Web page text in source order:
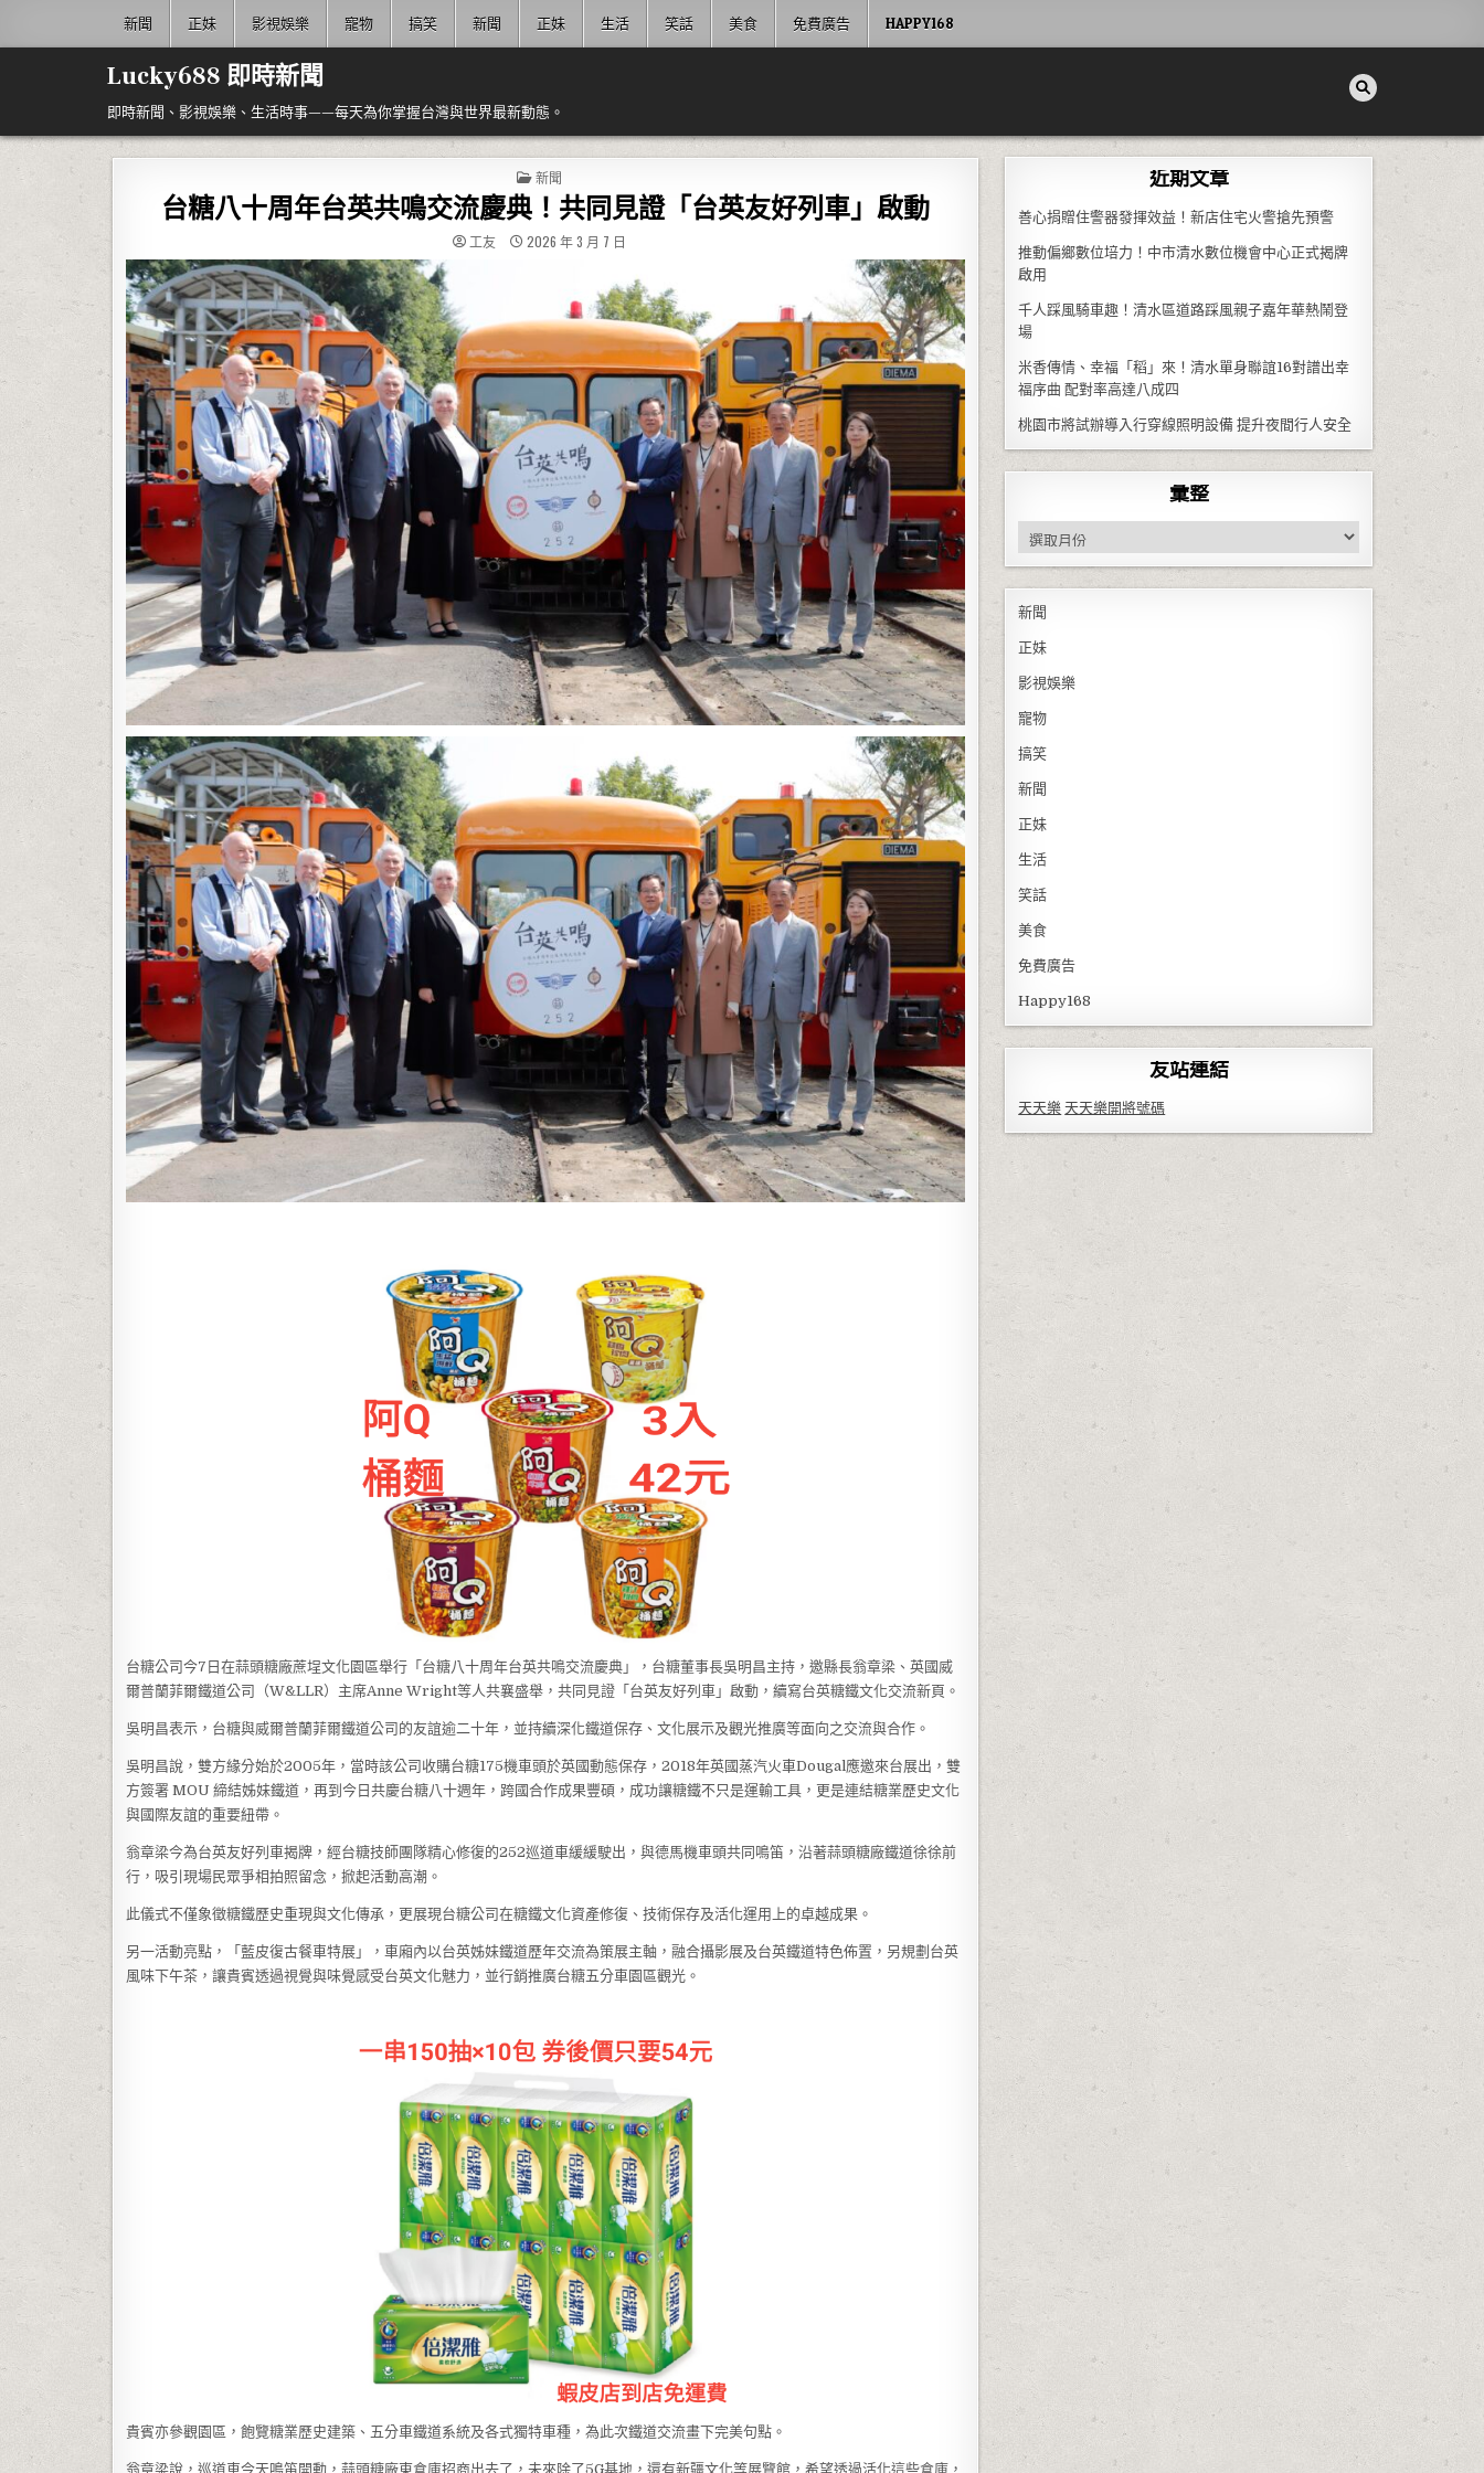
新聞 正妹 影視娛樂 寵物 搞笑 新聞 正妹 生活 笑話 美食 免費廣告 HAPPY168
Lucky688 即時新聞
即時新聞、影視娛樂、生活時事——每天為你掌握台灣與世界最新動態。
POSTED IN
新聞
台糖八十周年台英共鳴交流慶典！共同見證「台英友好列車」啟動
工友 2026 年 3 月 7 日
台糖公司今7日在蒜頭糖廠蔗埕文化園區舉行「台糖八十周年台英共鳴交流慶典」，台糖董事長吳明昌主持，邀縣長翁章梁、英國威
爾普蘭菲爾鐵道公司（W&LLR）主席Anne Wright等人共襄盛舉，共同見證「台英友好列車」啟動，續寫台英糖鐵文化交流新頁。
吳明昌表示，台糖與威爾普蘭菲爾鐵道公司的友誼逾二十年，並持續深化鐵道保存、文化展示及觀光推廣等面向之交流與合作。
吳明昌說，雙方緣分始於2005年，當時該公司收購台糖175機車頭於英國動態保存，2018年英國蒸汽火車Dougal應邀來台展出，雙
方簽署 MOU 締結姊妹鐵道，再到今日共慶台糖八十週年，跨國合作成果豐碩，成功讓糖鐵不只是運輸工具，更是連結糖業歷史文化
與國際友誼的重要紐帶。
翁章梁今為台英友好列車揭牌，經台糖技師團隊精心修復的252巡道車緩緩駛出，與德馬機車頭共同鳴笛，沿著蒜頭糖廠鐵道徐徐前
行，吸引現場民眾爭相拍照留念，掀起活動高潮。
此儀式不僅象徵糖鐵歷史重現與文化傳承，更展現台糖公司在糖鐵文化資產修復、技術保存及活化運用上的卓越成果。
另一活動亮點，「藍皮復古餐車特展」，車廂內以台英姊妹鐵道歷年交流為策展主軸，融合攝影展及台英鐵道特色佈置，另規劃台英
風味下午茶，讓貴賓透過視覺與味覺感受台英文化魅力，並行銷推廣台糖五分車園區觀光。
貴賓亦參觀園區，飽覽糖業歷史建築、五分車鐵道系統及各式獨特車種，為此次鐵道交流畫下完美句點。
翁章梁說，巡道車今天鳴笛開動，蒜頭糖廠東倉庫招商出去了，未來除了5G基地，還有新疆文化等展覽館，希望透過活化這些倉庫，
近期文章
善心捐贈住警器發揮效益！新店住宅火警搶先預警
推動偏鄉數位培力！中市清水數位機會中心正式揭牌
啟用
千人踩風騎車趣！清水區道路踩風親子嘉年華熱鬧登
場
米香傳情、幸福「稻」來！清水單身聯誼16對譜出幸
福序曲 配對率高達八成四
桃園市將試辦導入行穿線照明設備 提升夜間行人安全
彙整
彙整
新聞
正妹
影視娛樂
寵物
搞笑
新聞
正妹
生活
笑話
美食
免費廣告
Happy168
友站連結
天天樂 天天樂開將號碼